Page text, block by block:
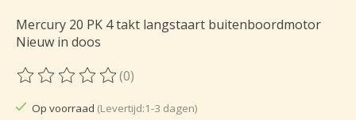
Mercury 20 PK 4 takt langstaart buitenboordmotor
Nieuw in doos
De beoordeling van dit product is
(0)
Op voorraad (Levertijd:1-3 dagen)